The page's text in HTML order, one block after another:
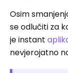
Osim
se odlučiti za
je instant
nevjerojatno